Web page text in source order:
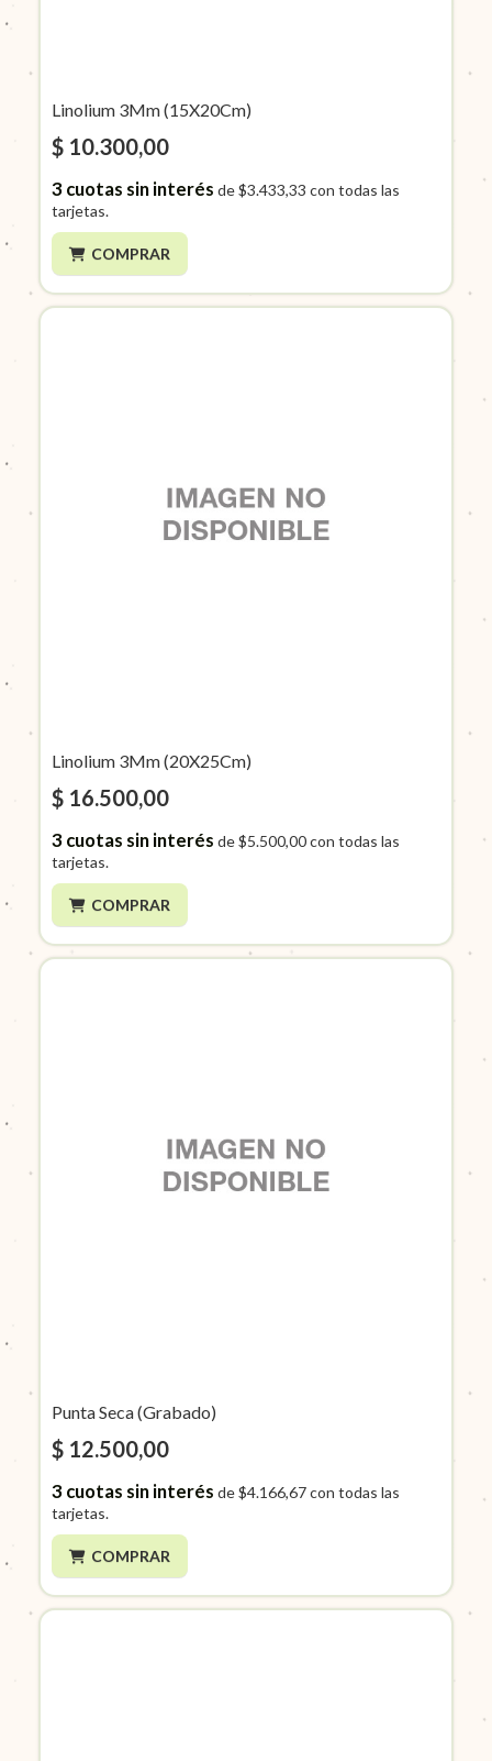
Linolium 3Mm (15X20Cm)
$ 10.300,00
3cuotas sin interés de$3.433,33 con todas las
tarjetas.
COMPRAR
Linolium 3Mm (20X25Cm)
$ 16.500,00
3cuotas sin interés de$5.500,00con todas las
tarjetas.
COMPRAR
Punta Seca (Grabado)
$ 12.500,00
3cuotas sin interés de$4.166,67con todas las
tarjetas.
COMPRAR